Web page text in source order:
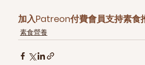
加入Patreon付費會員支持素食
素食營養